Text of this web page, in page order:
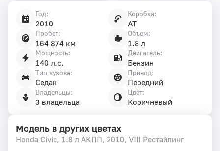
Год:
2010
Коробка:
AT
Пробег:
164 874 км
Объем:
1.8 л
Мощность:
140 л.с.
Двигатель:
Бензин
Тип кузова:
Седан
Привод:
Передний
Владельцы:
3 владельца
Цвет:
Коричневый
Модель в других цветах
Honda Civic, 1.8 л АКПП, 2010, VIII Рестайлинг